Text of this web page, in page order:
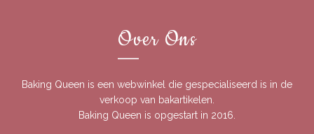
Over Ons
Baking Queen is een webwinkel die gespecialiseerd is in de
verkoop van bakartikelen.
Baking Queen is opgestart in 2016.